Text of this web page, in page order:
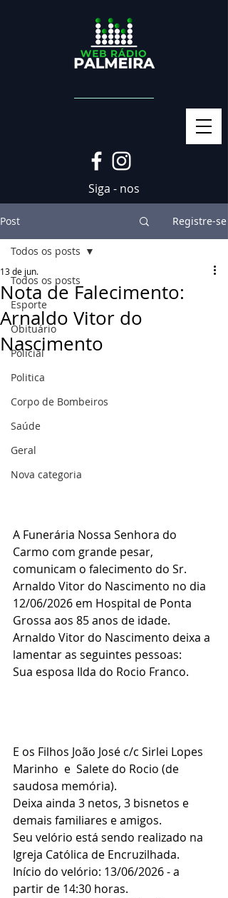
Siga - nos
Post Registre-se
Todos os posts
Esporte
Obituário
Policial
Politica
Corpo de Bombeiros
Saúde
Geral
Nova categoria
Todos os posts
Nota de Falecimento:
Arnaldo Vitor do
Nascimento
13 de jun.
A Funerária Nossa Senhora do
Carmo com grande pesar,
comunicam o falecimento do Sr.
Arnaldo Vitor do Nascimento no dia
12/06/2026 em Hospital de Ponta
Grossa aos 85 anos de idade.
Arnaldo Vitor do Nascimento deixa a
lamentar as seguintes pessoas:
Sua esposa Ilda do Rocio Franco.
E os Filhos João José c/c Sirlei Lopes
Marinho  e  Salete do Rocio (de
saudosa memória).
Deixa ainda 3 netos, 3 bisnetos e
demais familiares e amigos.
Seu velório está sendo realizado na
Igreja Católica de Encruzilhada.
Início do velório: 13/06/2026 - a
partir de 14:30 horas.